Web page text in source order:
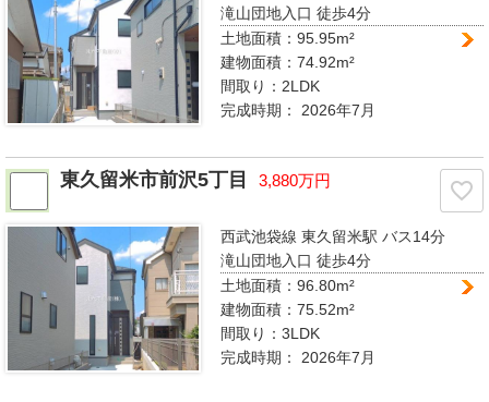
滝山団地入口 徒歩4分
土地面積：95.95m²
建物面積：74.92m²
間取り： 2LDK
完成時期： 2026年7月
東久留米市前沢5丁目 3,880万円
西武池袋線 東久留米駅バス14分
滝山団地入口 徒歩4分
土地面積：96.80m²
建物面積：75.52m²
間取り：3LDK
完成時期： 2026年7月